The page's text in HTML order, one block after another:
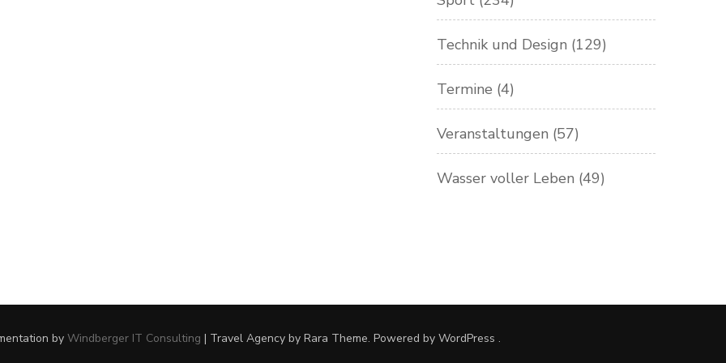
Technik und Design (129)
Termine (4)
Veranstaltungen (57)
Wasser voller Leben (49)
by Windberger IT Consulting | Travel Agencyby Rara Theme. Powered by WordPress .